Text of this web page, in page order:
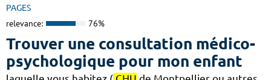
PAGES
relevance: 76%
Trouver une consultation médico-
psychologique pour mon enfant